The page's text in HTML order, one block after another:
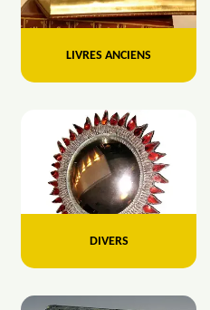
LIVRES ANCIENS
DIVERS